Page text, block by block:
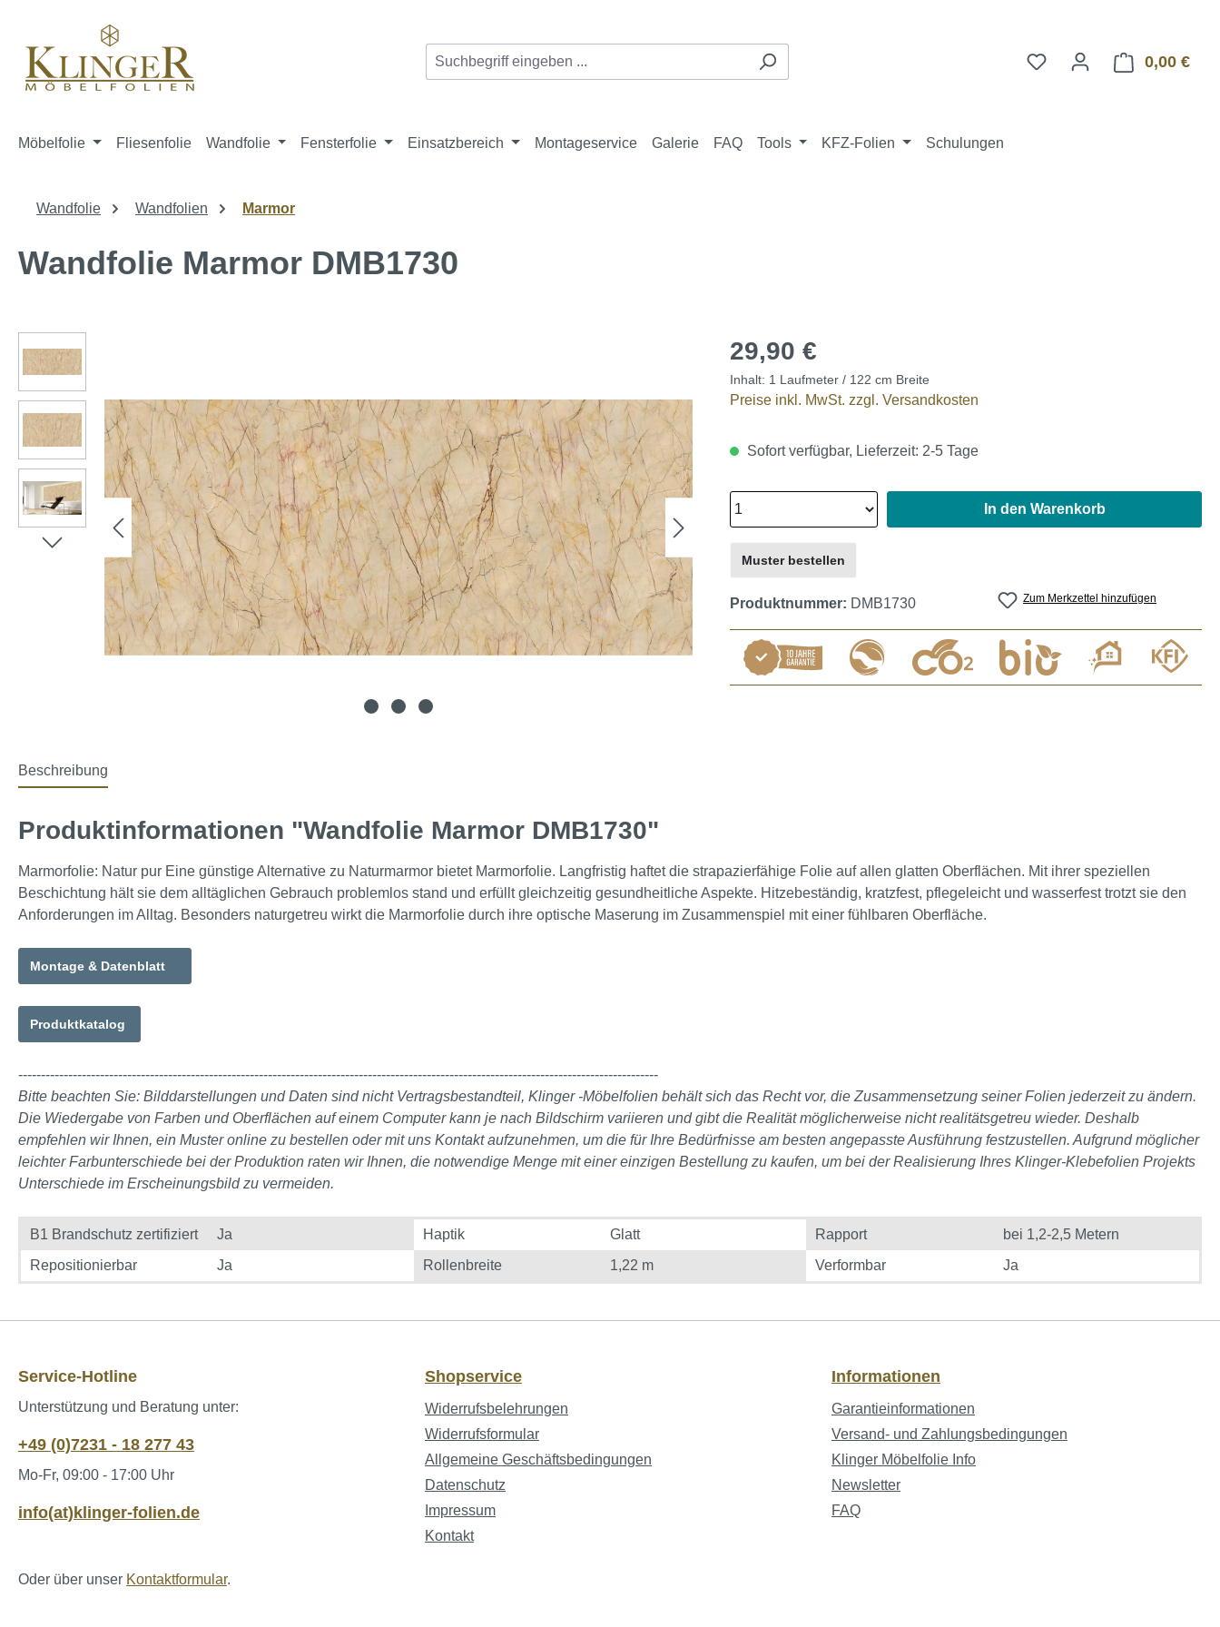
0,00 €
Möbelfolie Fliesenfolie Wandfolie Fensterfolie Einsatzbereich Montageservice Galerie FAQ Tools KFZ-Folien Schulungen
Wandfolie Wandfolien Marmor
Wandfolie Marmor DMB1730
29,90 €
Inhalt: 1 Laufmeter / 122 cm Breite
Preise inkl. MwSt. zzgl. Versandkosten
Sofort verfügbar, Lieferzeit: 2-5 Tage
In den Warenkorb
Zum Merkzettel hinzufügen
Muster bestellen
Produktnummer: DMB1730
Beschreibung
Produktinformationen "Wandfolie Marmor DMB1730"
Marmorfolie: Natur pur Eine günstige Alternative zu Naturmarmor bietet Marmorfolie. Langfristig haftet die strapazierfähige Folie auf allen glatten Oberflächen. Mit ihrer speziellen
Beschichtung hält sie dem alltäglichen Gebrauch problemlos stand und erfüllt gleichzeitig gesundheitliche Aspekte. Hitzebeständig, kratzfest, pflegeleicht und wasserfest trotzt sie den
Anforderungen im Alltag. Besonders naturgetreu wirkt die Marmorfolie durch ihre optische Maserung im Zusammenspiel mit einer fühlbaren Oberfläche.
Montage & Datenblatt
Produktkatalog
---------------------------------------------------------------------------------------------------------------------------------------------
Bitte beachten Sie: Bilddarstellungen und Daten sind nicht Vertragsbestandteil, Klinger -Möbelfolien behält sich das Recht vor, die Zusammensetzung seiner Folien jederzeit zu ändern.
Die Wiedergabe von Farben und Oberflächen auf einem Computer kann je nach Bildschirm variieren und gibt die Realität möglicherweise nicht realitätsgetreu wieder. Deshalb
empfehlen wir Ihnen, ein Muster online zu bestellen oder mit uns Kontakt aufzunehmen, um die für Ihre Bedürfnisse am besten angepasste Ausführung festzustellen. Aufgrund möglicher
leichter Farbunterschiede bei der Produktion raten wir Ihnen, die notwendige Menge mit einer einzigen Bestellung zu kaufen, um bei der Realisierung Ihres Klinger-Klebefolien Projekts
Unterschiede im Erscheinungsbild zu vermeiden.
B1 Brandschutz zertifiziert Ja Haptik Glatt Rapport
bei 1,2-2,5 Metern
Repositionierbar
Ja Rollenbreite 1,22 m Verformbar Ja
Service-Hotline
Unterstützung und Beratung unter:
+49 (0)7231 - 18 277 43
Mo-Fr, 09:00 - 17:00 Uhr
info(at)klinger-folien.de
Oder über unser Kontaktformular.
Shopservice
Widerrufsbelehrungen
Widerrufsformular
Allgemeine Geschäftsbedingungen
Datenschutz
Impressum
Kontakt
Informationen
Garantieinformationen
Versand- und Zahlungsbedingungen
Klinger Möbelfolie Info
Newsletter
FAQ